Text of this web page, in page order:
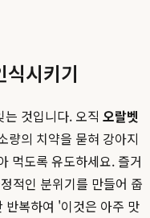
시키기
것입니다. 오직 오랄벳
량의 치약을 묻혀 강아지
먹도록 유도하세요. 즐거
적인 분위기를 만들어 줍
반복하여 '이것은 아주 맛